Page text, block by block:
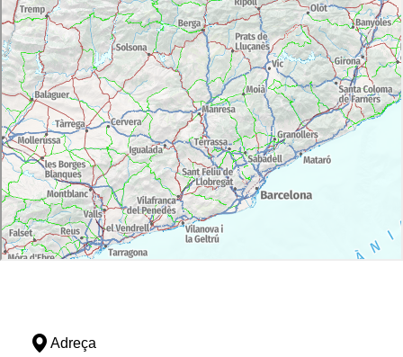
Adreça